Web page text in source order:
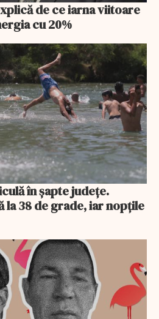
de ce iarna viitoare
cu 20%
în șapte județe.
38 de grade, iar nopțile